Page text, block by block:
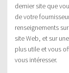
dernier site que
de votre
renseignements
site Web, et sur
plus utile et vous
vous intéresser.